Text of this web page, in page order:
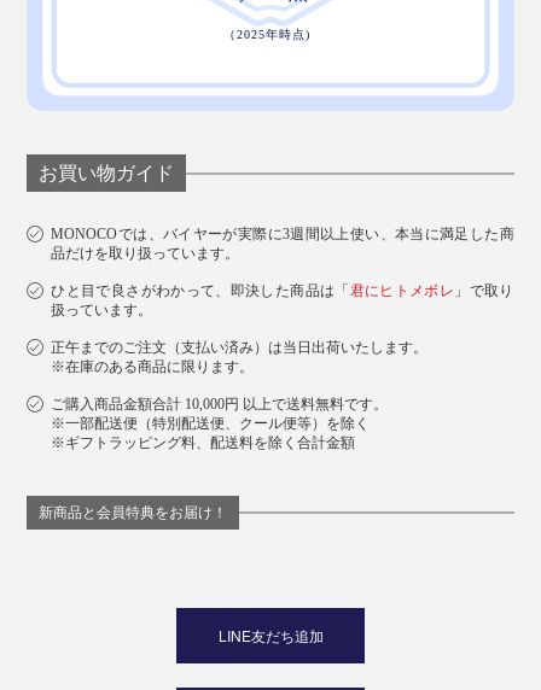
お買い物ガイド
MONOCOでは、バイヤーが実際に3週間以上使い、本当に満足した商
品だけを取り扱っています。
ひと目で良さがわかって、即決した商品は「君にヒトメボレ 」で取り
扱っています。
正午までのご注文（支払い済み）は当日出荷いたします。
※在庫のある商品に限ります。
ご購入商品金額合計 10,000円 以上で送料無料です。
※一部配送便（特別配送便、クール便等）を除く
※ギフトラッピング料、配送料を除く合計金額
新商品と会員特典をお届け！
LINE友だち追加